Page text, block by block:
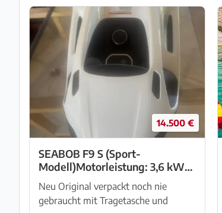
14.500 €
SEABOB F9 S (Sport-
Modell)Motorleistung: 3,6 kW
(ca. 4,9 PS)Schubkraft: Bis zu 84
TP
Neu Original verpackt noch nie
gebraucht mit Tragetasche und